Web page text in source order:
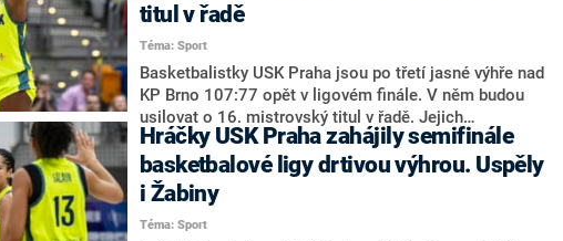
titul v řadě
Téma: Sport
Basketbalistky USK Praha jsou po třetí jasné výhře nad
KP Brno 107:77 opět v ligovém finále. V něm budou
usilovat o 16. mistrovský titul v řadě. Jejich
soupeřkami budou nejspíš znovu Žabiny Brno, které
rozdrtily v druhém semifinálovém utkání play off SBŠ
Ostrava 108:42 a vedou 2:0 na zápasy. Potřetí se oba
týmy utkají v úterý v Ostravě.
Hráčky USK Praha zahájily semifinále
basketbalové ligy drtivou výhrou. Uspěly
i Žabiny
Téma: Sport